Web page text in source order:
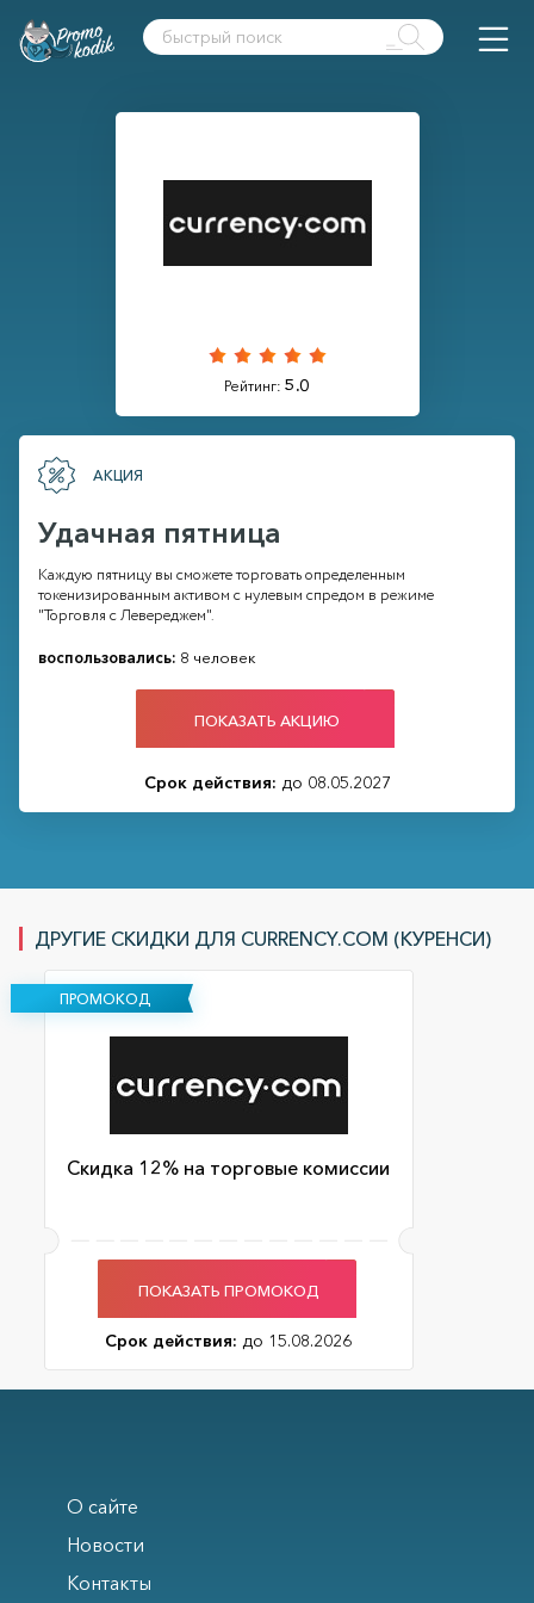
Рейтинг: 5.0
АКЦИЯ
Удачная пятница
Каждую пятницу вы сможете торговать определенным
токенизированным активом с нулевым спредом в режиме
"Торговля с Левереджем".
воспользовались: 8 человек
ПОКАЗАТЬ АКЦИЮ
Срок действия: до 08.05.2027
ДРУГИЕ СКИДКИ ДЛЯ CURRENCY.COM (КУРЕНСИ)
ПРОМОКОД
Cкидка 12% на торговые комиссии
ПОКАЗАТЬ ПРОМОКОД
Срок действия: до 15.08.2026
О сайте
Новости
Контакты